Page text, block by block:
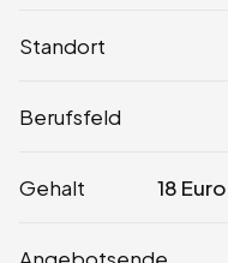
Standort
Berufsfeld
Gehalt 18 Euro